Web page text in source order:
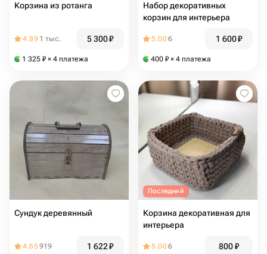
Корзина из ротанга
4.89 1 тыс. 5 300₽
1 325 ₽ × 4 платежа
Набор декоративных
корзин для интерьера
5.006 1 600₽
400 ₽ × 4 платежа
Сундук деревянный
4.65919 1 622₽
Последний
Корзина декоративная для
интерьера
5.006 800₽